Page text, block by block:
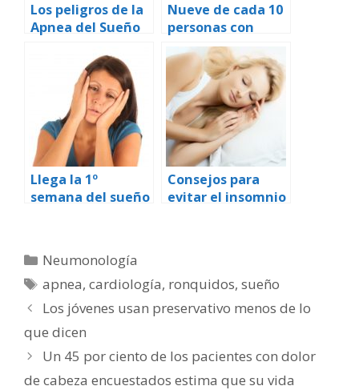
Los peligros de la
Apnea del Sueño
Nueve de cada 10
personas con
apnea del sueño
desconoce que
padece esta
enfermedad
Llega la 1º
semana del sueño
Consejos para
evitar el insomnio
Categorías
Neumonología
Etiquetas
apnea,cardiología, ronquidos,sueño
Los jóvenes usan preservativo menos de lo
que dicen
Un 45 por ciento de los pacientes con dolor
de cabeza encuestados estima que su vida